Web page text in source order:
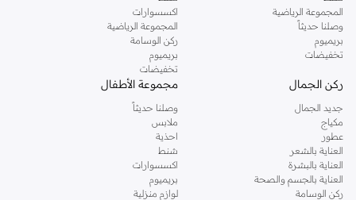
المجموعة الرياضية
وصلنا حديثاً
بريميوم
تخفيضات
اكسسوارات
المجموعة الرياضية
ركن الوسامة
بريميوم
تخفيضات
ركن الجمال
جديد الجمال
مكياج
عطور
العناية بالشعر
العناية بالبشرة
العناية بالجسم والصحة
ركن الوسامة
مجموعة الأطفال
وصلنا حديثاً
ملابس
احذية
شنط
اكسسوارات
بريميوم
لوازم منزلية